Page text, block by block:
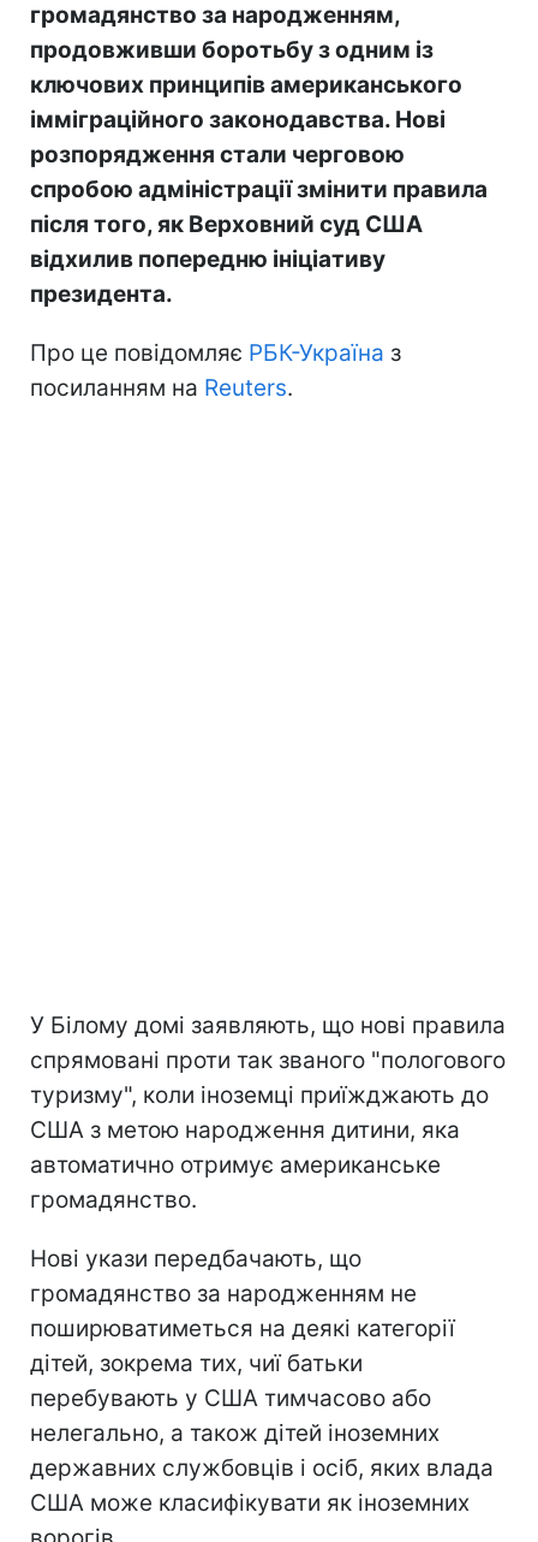
громадянство за народженням,
продовживши боротьбу з одним із
ключових принципів американського
імміграційного законодавства. Нові
розпорядження стали черговою
спробою адміністрації змінити правила
після того, як Верховний суд США
відхилив попередню ініціативу
президента.
Про це повідомляє РБК-Україна з
посиланням на Reuters.
У Білому домі заявляють, що нові правила
спрямовані проти так званого "пологового
туризму", коли іноземці приїжджають до
США з метою народження дитини, яка
автоматично отримує американське
громадянство.
Нові укази передбачають, що
громадянство за народженням не
поширюватиметься на деякі категорії
дітей, зокрема тих, чиї батьки
перебувають у США тимчасово або
нелегально, а також дітей іноземних
державних службовців і осіб, яких влада
США може класифікувати як іноземних